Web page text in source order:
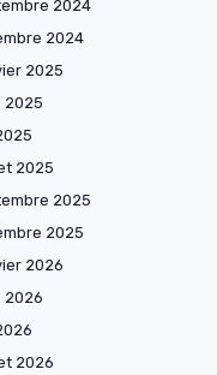
2024
2024
2025
2025
2025
2025
2025
2026
2026
2026